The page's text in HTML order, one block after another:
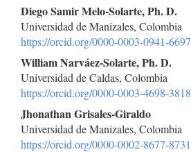
Contenido
principal
del
artículo
Diego Samir Melo-Solarte, Ph. D.
Universidad de Manizales, Colombia
https://orcid.org/0000-0003-0941-6697
William Narváez-Solarte, Ph. D.
Universidad de Caldas, Colombia
https://orcid.org/0000-0003-4698-3818
Jhonathan Grisales-Giraldo
Universidad de Manizales, Colombia
https://orcid.org/0000-0002-8677-8731